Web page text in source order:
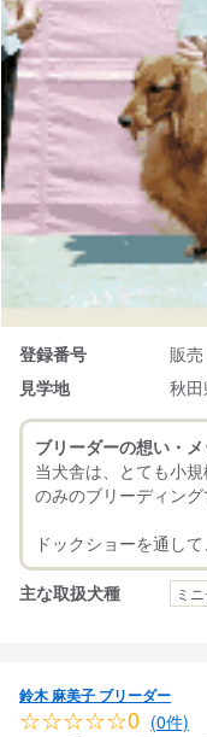
登録番号
販
見学地
秋
ブリーダーの想い・
当犬舎は、とても小
のみのブリーディング
主な取扱犬種 ミ
鈴木 麻美子 ブリーダー
☆☆☆☆☆0 (0件)